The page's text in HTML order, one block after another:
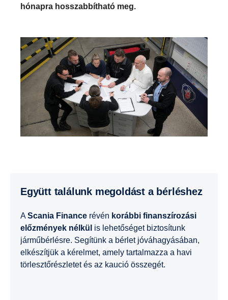
hónapra hosszabbítható meg.
Együtt találunk megoldást a bérléshez
AScania Finance révén korábbi finanszírozási
előzmények nélkül is lehetőséget biztosítunk
járműbérlésre. Segítünk a bérlet jóváhagyásában,
elkészítjük a kérelmet, amely tartalmazza a havi
törlesztőrészletet és az kaució összegét.